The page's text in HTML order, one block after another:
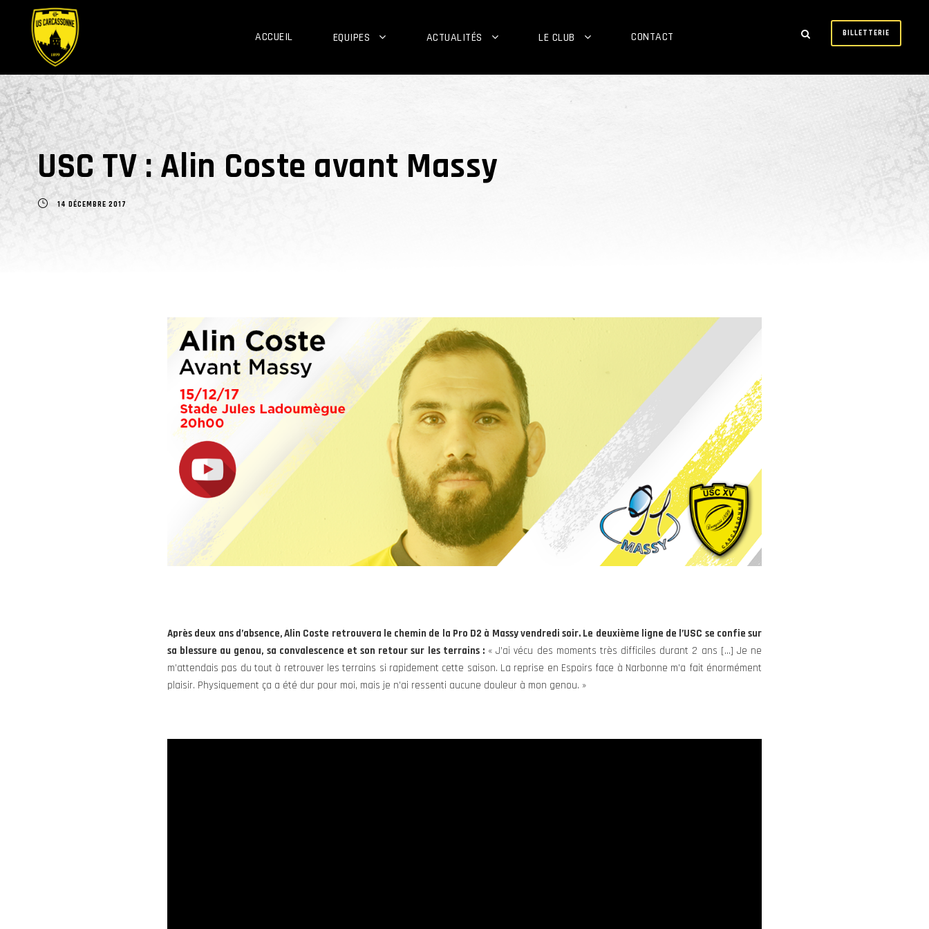
ACCUEIL EQUIPES ACTUALITÉS LE CLUB CONTACT BILLETTERIE
USC TV : Alin Coste avant Massy
14 DÉCEMBRE 2017
Après deux ans d’absence, Alin Coste retrouvera le chemin de la Pro D2 à Massy vendredi soir. Le deuxième ligne de l’USC se confie sur
sa blessure au genou, sa convalescence et son retour sur les terrains :« J’ai vécu des moments très difficiles durant 2 ans […] Je ne
m’attendais pas du tout à retrouver les terrains si rapidement cette saison. La reprise en Espoirs face à Narbonne m’a fait énormément
plaisir. Physiquement ça a été dur pour moi, mais je n’ai ressenti aucune douleur à mon genou. »